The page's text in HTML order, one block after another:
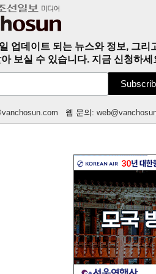
업데이트 되는 뉴스와 정보, 그리
보실 수 있습니다. 지금 신청하세
웹 문의: